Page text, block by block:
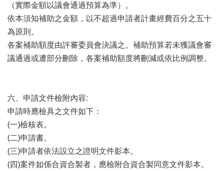
回
首
頁
網
站
陳
情
系
統
雙
語
（實際金額以議會通過預算為準）。
依本須知補助之金額，以不超過申請者計畫經費百分之五十
為原則。
各案補助額度由評審委員會決議之。補助預算若未獲議會審
議通過或遭部分刪除，各案補助額度將刪減或依比例調整。
六、申請文件檢附內容:
申請時應檢具之文件如下：
(一)檢核表。
(二)申請書。
(三)申請者依法設立之證明文件影本。
(四)案件如係合資合製者，應檢附合資合製同意文件影本。